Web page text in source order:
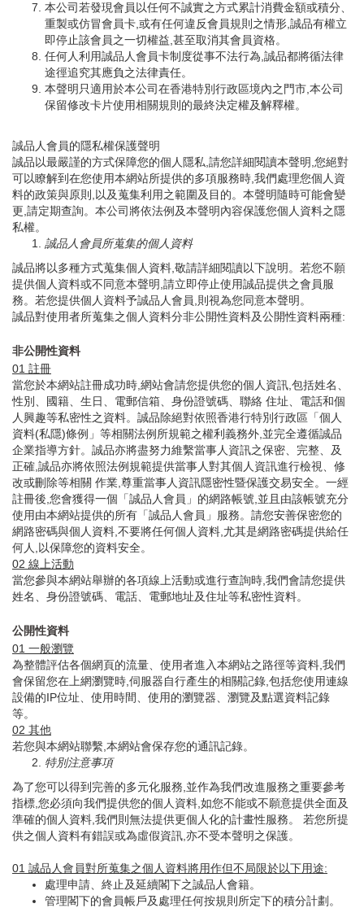
本公司若發現會員以任何不誠實之方式累計消費金額或積分、
重製或仿冒會員卡,或有任何違反會員規則之情形,誠品有權立
即停止該會員之一切權益,甚至取消其會員資格。
任何人利用誠品人會員卡制度從事不法行為,誠品都將循法律
途徑追究其應負之法律責任。
本聲明只適用於本公司在香港特別行政區境內之門市,本公司
保留修改卡片使用相關規則的最終決定權及解釋權。
誠品人會員的隱私權保護聲明
誠品以最嚴謹的方式保障您的個人隱私,請您詳細閱讀本聲明,您絕對
可以瞭解到在您使用本網站所提供的多項服務時,我們處理您個人資
料的政策與原則,以及蒐集利用之範圍及目的。本聲明隨時可能會變
更,請定期查詢。本公司將依法例及本聲明內容保護您個人資料之隱
私權。
誠品人會員所蒐集的個人資料
誠品將以多種方式蒐集個人資料,敬請詳細閱讀以下說明。若您不願
提供個人資料或不同意本聲明,請立即停止使用誠品提供之會員服
務。若您提供個人資料予誠品人會員,則視為您同意本聲明。
誠品對使用者所蒐集之個人資料分非公開性資料及公開性資料兩種:
非公開性資料
01 註冊
當您於本網站註冊成功時,網站會請您提供您的個人資訊,包括姓名、
性別、國籍、生日、電郵信箱、身份證號碼、聯絡 住址、電話和個
人興趣等私密性之資料。誠品除絕對依照香港行特別行政區「個人
資料(私隱)條例」等相關法例所規範之權利義務外,並完全遵循誠品
企業指導方針。誠品亦將盡努力維繫當事人資訊之保密、完整、及
正確,誠品亦將依照法例規範提供當事人對其個人資訊進行檢視、修
改或刪除等相關 作業,尊重當事人資訊隱密性暨保護交易安全。一經
註冊後,您會獲得一個「誠品人會員」的網路帳號,並且由該帳號充分
使用由本網站提供的所有「誠品人會員」服務。請您安善保密您的
網路密碼與個人資料,不要將任何個人資料,尤其是網路密碼提供給任
何人,以保障您的資料安全。
02 線上活動
當您參與本網站舉辦的各項線上活動或進行查詢時,我們會請您提供
姓名、身份證號碼、電話、電郵地址及住址等私密性資料。
公開性資料
01 一般瀏覽
為整體評估各個網頁的流量、使用者進入本網站之路徑等資料,我們
會保留您在上網瀏覽時,伺服器自行產生的相關記錄,包括您使用連線
設備的IP位址、使用時間、使用的瀏覽器、瀏覽及點選資料記錄
等。
02 其他
若您與本網站聯繫,本網站會保存您的通訊記錄。
特別注意事項
為了您可以得到完善的多元化服務,並作為我們改進服務之重要參考
指標,您必須向我們提供您的個人資料,如您不能或不願意提供全面及
準確的個人資料,我們則無法提供更個人化的計畫性服務。 若您所提
供之個人資料有錯誤或為虛假資訊,亦不受本聲明之保護。
01 誠品人會員對所蒐集之個人資料將用作但不局限於以下用途:
處理申請、終止及延續閣下之誠品人會籍。
管理閣下的會員帳戶及處理任何按規則所定下的積分計劃。